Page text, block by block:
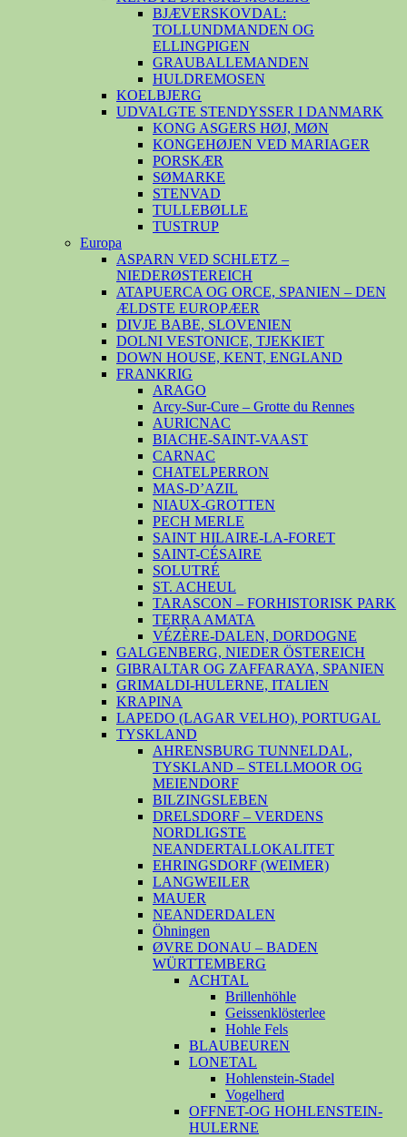
BJÆVERSKOVDAL:
TOLLUNDMANDEN OG
ELLINGPIGEN
GRAUBALLEMANDEN
HULDREMOSEN
KOELBJERG
UDVALGTE STENDYSSER I DANMARK
KONG ASGERS HØJ, MØN
KONGEHØJEN VED MARIAGER
PORSKÆR
SØMARKE
STENVAD
TULLEBØLLE
TUSTRUP
Europa
ASPARN VED SCHLETZ –
NIEDERØSTEREICH
ATAPUERCA OG ORCE, SPANIEN – DEN
ÆLDSTE EUROPÆER
DIVJE BABE, SLOVENIEN
DOLNI VESTONICE, TJEKKIET
DOWN HOUSE, KENT, ENGLAND
FRANKRIG
ARAGO
Arcy-Sur-Cure – Grotte du Rennes
AURICNAC
BIACHE-SAINT-VAAST
CARNAC
CHATELPERRON
MAS-D’AZIL
NIAUX-GROTTEN
PECH MERLE
SAINT HILAIRE-LA-FORET
SAINT-CÉSAIRE
SOLUTRÉ
ST. ACHEUL
TARASCON – FORHISTORISK PARK
TERRA AMATA
VÉZÈRE-DALEN, DORDOGNE
GALGENBERG, NIEDER ÖSTEREICH
GIBRALTAR OG ZAFFARAYA, SPANIEN
GRIMALDI-HULERNE, ITALIEN
KRAPINA
LAPEDO (LAGAR VELHO), PORTUGAL
TYSKLAND
AHRENSBURG TUNNELDAL,
TYSKLAND – STELLMOOR OG
MEIENDORF
BILZINGSLEBEN
DRELSDORF – VERDENS
NORDLIGSTE
NEANDERTALLOKALITET
EHRINGSDORF (WEIMER)
LANGWEILER
MAUER
NEANDERDALEN
Öhningen
ØVRE DONAU – BADEN
WÜRTTEMBERG
ACHTAL
Brillenhöhle
Geissenklösterlee
Hohle Fels
BLAUBEUREN
LONETAL
Hohlenstein-Stadel
Vogelherd
OFFNET-OG HOHLENSTEIN-
HULERNE